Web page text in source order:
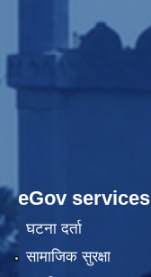
eGov services
घटना दर्ता
सामाजिक सुरक्षा